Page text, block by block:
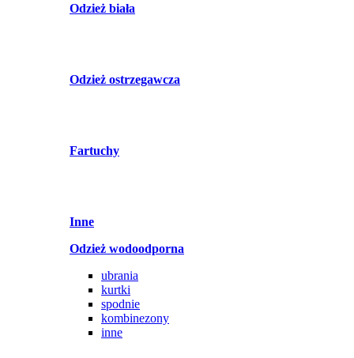
Odzież biała
Odzież ostrzegawcza
Fartuchy
Inne
Odzież wodoodporna
ubrania
kurtki
spodnie
kombinezony
inne